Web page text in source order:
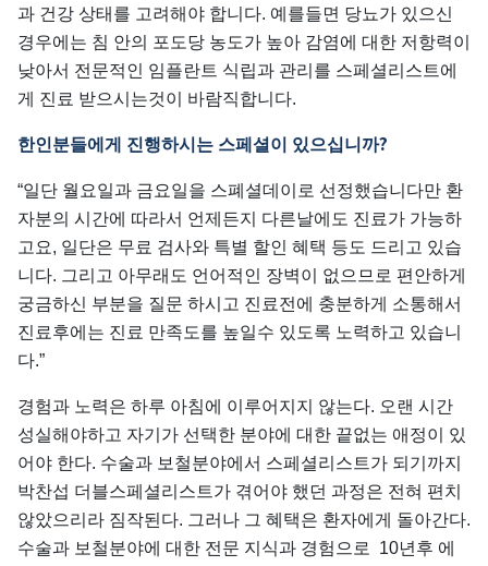
과 건강 상태를 고려해야 합니다. 예를들면 당뇨가 있으신
경우에는 침 안의 포도당 농도가 높아 감염에 대한 저항력이
낮아서 전문적인 임플란트 식립과 관리를 스페셜리스트에
게 진료 받으시는것이 바람직합니다.
한인분들에게 진행하시는 스페셜이 있으십니까?
“일단 월요일과 금요일을 스폐셜데이로 선정했습니다만 환
자분의 시간에 따라서 언제든지 다른날에도 진료가 가능하
고요, 일단은 무료 검사와 특별 할인 혜택 등도 드리고 있습
니다. 그리고 아무래도 언어적인 장벽이 없으므로 편안하게
궁금하신 부분을 질문 하시고 진료전에 충분하게 소통해서
진료후에는 진료 만족도를 높일수 있도록 노력하고 있습니
다.”
경험과 노력은 하루 아침에 이루어지지 않는다. 오랜 시간
성실해야하고 자기가 선택한 분야에 대한 끝없는 애정이 있
어야 한다. 수술과 보철분야에서 스페셜리스트가 되기까지
박찬섭 더블스페셜리스트가 겪어야 했던 과정은 전혀 편치
않았으리라 짐작된다. 그러나 그 혜택은 환자에게 돌아간다.
수술과 보철분야에 대한 전문 지식과 경험으로 10년후 에